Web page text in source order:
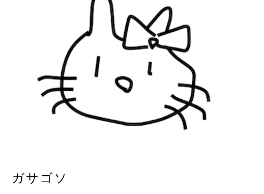
ガサゴソ